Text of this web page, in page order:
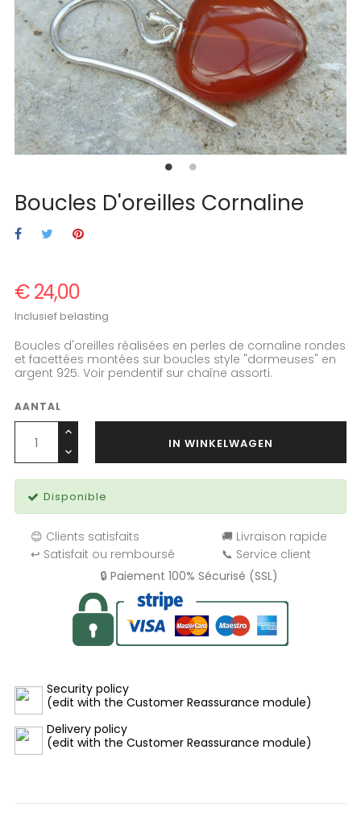
Boucles D'oreilles Cornaline
€ 24,00
Inclusief belasting
Boucles d'oreilles réalisées en perles de cornaline rondes
et facettées montées sur boucles style "dormeuses" en
argent 925. Voir pendentif sur chaîne assorti.
AANTAL
IN WINKELWAGEN
Disponible
😊 Clients satisfaits
🚚 Livraison rapide
↩️ Satisfait ou remboursé
📞 Service client
🔒 Paiement 100% Sécurisé (SSL)
Security policy
(edit with the Customer Reassurance module)
Delivery policy
(edit with the Customer Reassurance module)